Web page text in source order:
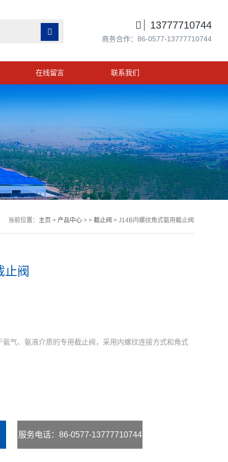

 13777710744
商务合作：86-0577-13777710744
在线留言 联系我们
当前位置： 主页 > 产品中心> > 截止阀 > J14B内螺纹角式氨用截止阀
止阀
气、氨液介质的专用截止阀，采用内螺纹连接方式和角式
服务电话：86-0577-13777710744